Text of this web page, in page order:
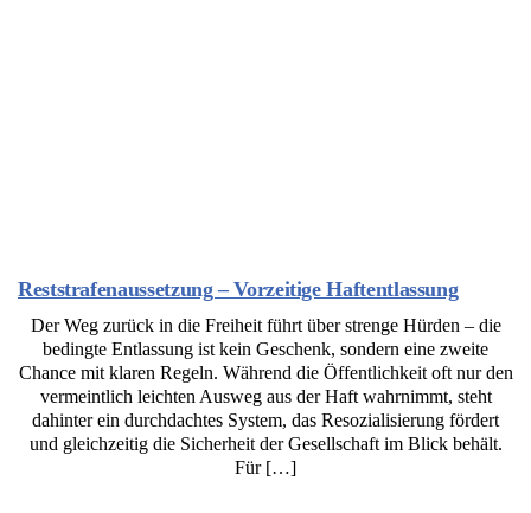
Reststrafenaussetzung – Vorzeitige Haftentlassung
Der Weg zurück in die Freiheit führt über strenge Hürden – die
bedingte Entlassung ist kein Geschenk, sondern eine zweite
Chance mit klaren Regeln. Während die Öffentlichkeit oft nur den
vermeintlich leichten Ausweg aus der Haft wahrnimmt, steht
dahinter ein durchdachtes System, das Resozialisierung fördert
und gleichzeitig die Sicherheit der Gesellschaft im Blick behält.
Für […]